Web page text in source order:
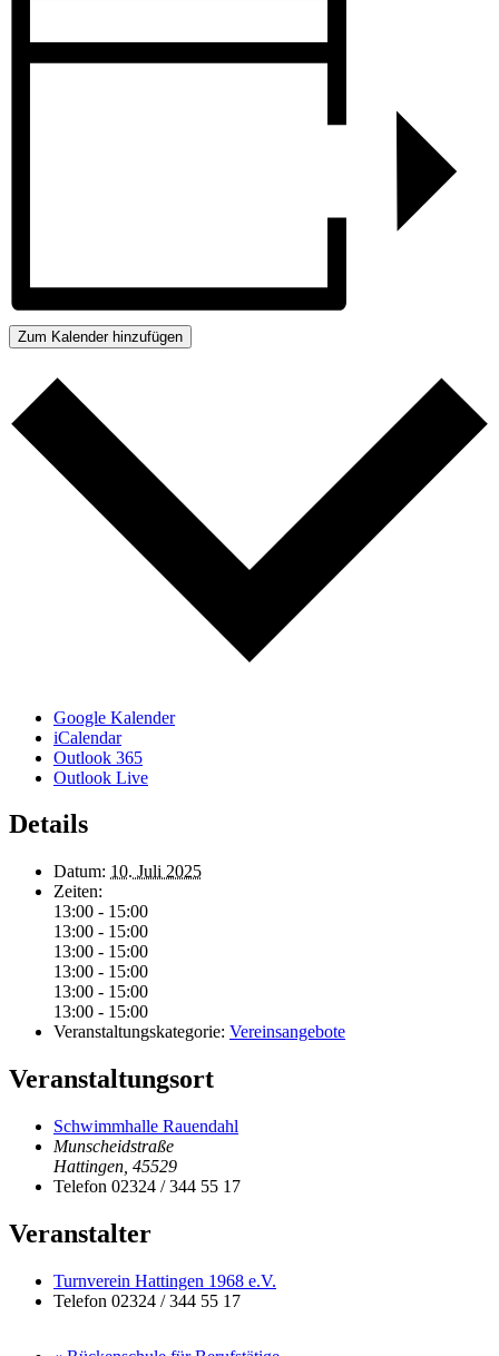
Zum Kalender hinzufügen
Google Kalender
iCalendar
Outlook 365
Outlook Live
Details
Datum: 10. Juli 2025
Zeiten:
13:00 - 15:00
13:00 - 15:00
13:00 - 15:00
13:00 - 15:00
13:00 - 15:00
13:00 - 15:00
Veranstaltungskategorie: Vereinsangebote
Veranstaltungsort
Schwimmhalle Rauendahl
Munscheidstraße
Hattingen 45529
Telefon 02324 / 344 55 17
Veranstalter
Turnverein Hattingen 1968 e.V.
Telefon 02324 / 344 55 17